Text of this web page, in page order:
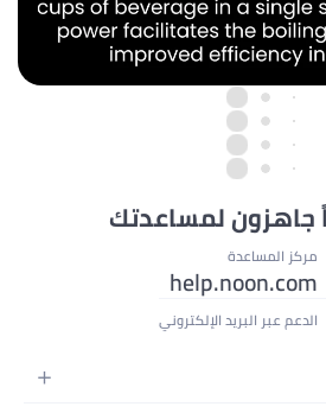
جاهزون لمساعدتك
مركز المساعدة
help.noon.com
الدعم عبر البريد الإلكتروني